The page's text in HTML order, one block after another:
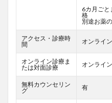
6カ月ごと
格
別途お薬
アクセス・診療時
間
オンライ
オンライン診療ま
たは対面診療
オンライン
無料カウンセリン
グ
有